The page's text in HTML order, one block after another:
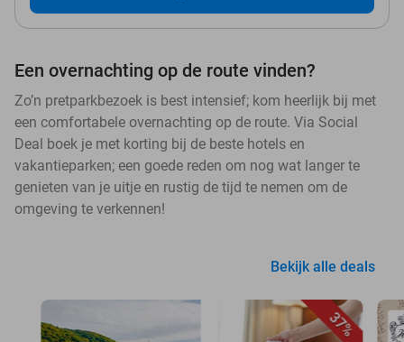
Een overnachting op de route vinden?
Zo’n pretparkbezoek is best intensief; kom heerlijk bij met
een comfortabele overnachting op de route. Via Social
Deal boek je met korting bij de beste hotels en
vakantieparken; een goede reden om nog wat langer te
genieten van je uitje en rustig de tijd te nemen om de
omgeving te verkennen!
Bekijk alle deals
37%